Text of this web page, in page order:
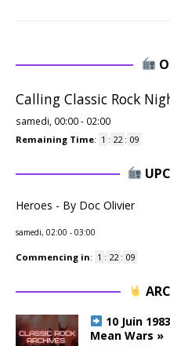
Calling Classic Rock
samedi, 00:00- 02:00
Remaining Time: 1 : 22 : 08
Heroes - By Doc Olivier
samedi, 02:00 - 03:00
Commencing in: 1 : 22 : 08
10 Juin
Mean Wars »